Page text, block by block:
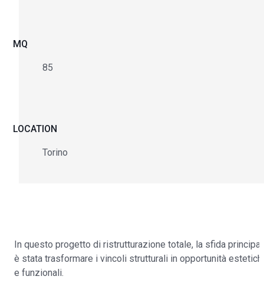
MQ
85
LOCATION
Torino
In questo progetto di ristrutturazione totale, la sfida
è stata trasformare i vincoli strutturali in opportunità
e funzionali.